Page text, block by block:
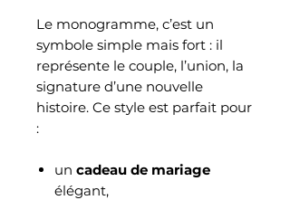
Le monogramme, c’est un
symbole simple mais fort : il
représente le couple, l’union, la
signature d’une nouvelle
histoire. Ce style est parfait pour
:
un cadeau de mariage
élégant,